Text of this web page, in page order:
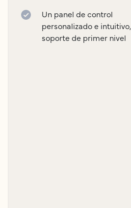
Un panel de control
personalizado e
soporte de primer nivel